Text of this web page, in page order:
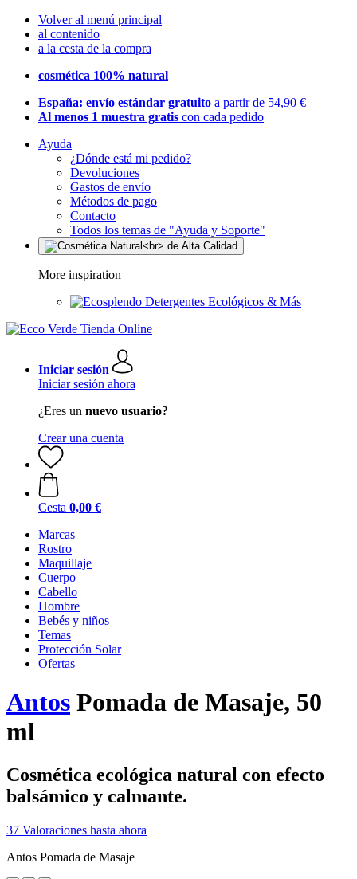
Volver al menú principal
al contenido
a la cesta de la compra
cosmética 100% natural
España: envío estándar gratuito a partir de 54,90 €
Al menos 1 muestra gratis con cada pedido
Ayuda
¿Dónde está mi pedido?
Devoluciones
Gastos de envío
Métodos de pago
Contacto
Todos los temas de "Ayuda y Soporte"
More inspiration
Detergentes Ecológicos & Más
Iniciar sesión
Iniciar sesión ahora
¿Eres un nuevo usuario?
Crear una cuenta
Cesta 0,00 €
Marcas
Rostro
Maquillaje
Cuerpo
Cabello
Hombre
Bebés y niños
Temas
Protección Solar
Ofertas
Antos Pomada de Masaje, 50
ml
Cosmética ecológica natural con efecto
balsámico y calmante.
37 Valoraciones hasta ahora
Antos Pomada de Masaje